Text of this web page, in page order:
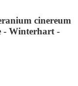
cinereum
- Winterhart -